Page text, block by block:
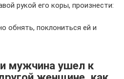
рукой его коры, произнести:
обнять, поклониться ей и
мужчина ушел к